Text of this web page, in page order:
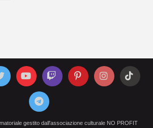
gestito dall'associazione culturale NO PROFIT